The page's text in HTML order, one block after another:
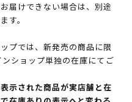
届けできない場合は、別途
す。
プでは、新発売の商品に限
ショップ単独の在庫にてご
示された商品が実店舗と在